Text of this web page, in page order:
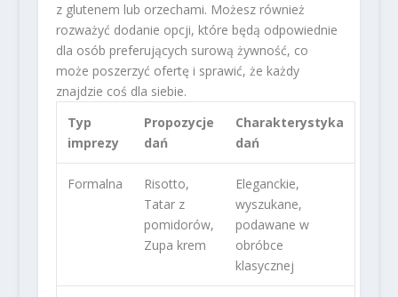
z glutenem lub orzechami. Możesz również
rozważyć dodanie opcji, które będą odpowiednie
dla osób preferujących surową żywność, co
może poszerzyć ofertę i sprawić, że każdy
znajdzie coś dla siebie.
Typ
imprezy
Propozycje
dań
Charakterystyka
dań
Formalna
Risotto,
Tatar z
pomidorów,
Zupa krem
Eleganckie,
wyszukane,
podawane w
obróbce
klasycznej